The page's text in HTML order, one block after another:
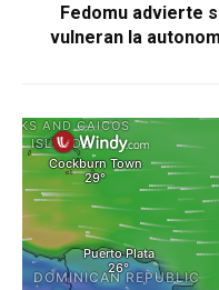
Fedomu advierte
vulneran la